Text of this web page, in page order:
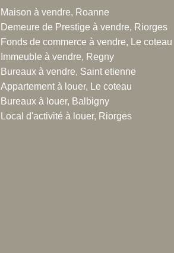
Régie Chalton Dubanchet Grandeau
38 rue Emile Noirot
42300 Roanne
04.77.60.44.16
Maison à vendre, Roanne
Demeure de Prestige à vendre, Riorges
Fonds de commerce à vendre, Le coteau
Immeuble à vendre, Regny
Bureaux à vendre, Saint etienne
Appartement à louer, Le coteau
Bureaux à louer, Balbigny
Local d'activité à louer, Riorges